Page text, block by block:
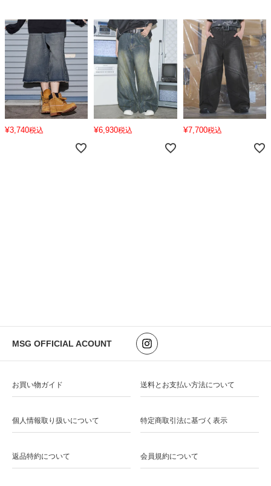
¥3,740税込 ¥6,930税込 ¥7,700税込
MSG OFFICIAL ACOUNT
お買い物ガイド 送料とお支払い方法について
個人情報取り扱いについて 特定商取引法に基づく表示
返品特約について 会員規約について